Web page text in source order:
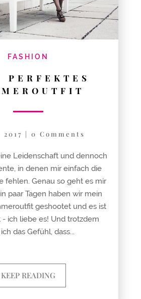
FASHION
PERFEKTES
| 0 Comments
Leidenschaft und dennoch
in denen mir einfach die
fehlen. Genau so geht es mir
paar Tagen haben wir mein
geshootet und es ist
- ich liebe es! Und trotzdem
das Gefühl, dass...
KEEP READING